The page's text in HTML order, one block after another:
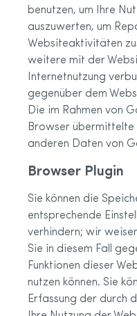
benutzen, um Ihre
auszuwerten, um
Websiteaktivitäten
weitere mit der
Internetnutzung
gegenüber dem
Die im Rahmen von
Browser
anderen Daten von
Browser Plugin
Sie können die
entsprechende
verhindern; wir
Sie in diesem Fall
Funktionen dieser
nutzen können. Sie
Erfassung der durch